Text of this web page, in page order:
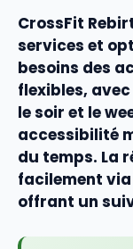
CrossFit
services et
besoins des
flexibles,
le soir et le
accessibilité
du temps. La
facilement
offrant un